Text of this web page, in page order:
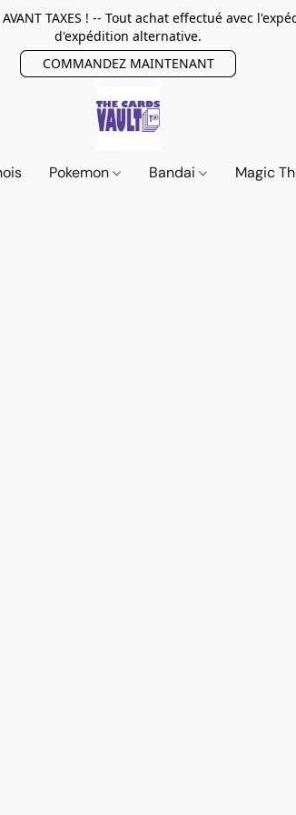
AVANT TAXES ! -- Tout achat effectué avec
d'expédition alternative.
COMMANDEZ MAINTENANT
Pokemon Bandai Magic